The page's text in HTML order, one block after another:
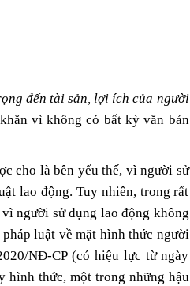
đến tài sản, lợi ích của người
vì không có bất kỳ văn bản
cho là bên yếu thế, vì người sử
lao động. Tuy nhiên, trong rất
người sử dụng lao động không
luật về mặt hình thức người
NĐ-CP (có hiệu lực từ ngày
hình thức, một trong những hậu